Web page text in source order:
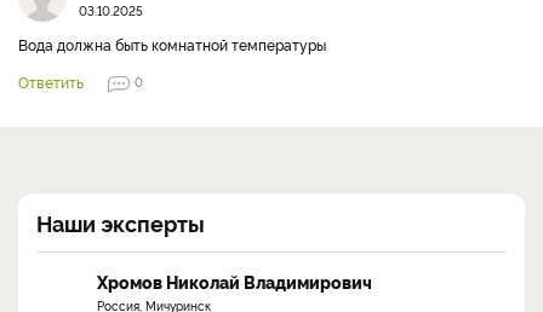
03.10.2025
Вода должна быть комнатной температуры
Ответить
0
Наши эксперты
Хромов Николай Владимирович
Россия, Мичуринск